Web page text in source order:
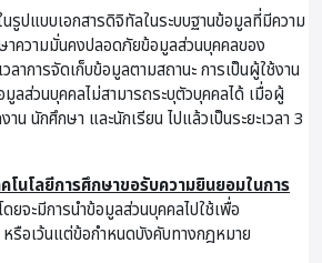
ปแบบเอกสารดิจิทัลในระบบฐานข้อมูลที่มีความ
ความมั่นคงปลอดภัยข้อมูลส่วนบุคคลของ
ลาการจัดเก็บข้อมูลตามสถานะ การเป็นผู้ใช้งาน
ลส่วนบุคคลไม่สามารถระบุตัวบุคคลได้ เมื่อผู้
น นักศึกษา และนักเรียน ไปแล้วเป็นระยะเวลา 3
โนโลยีการศึกษาขอรับความยินยอมในการ
ดยจะมีการนำข้อมูลส่วนบุคคลไปใช้เพื่อ
รือเว้นแต่ข้อกำหนดบังคับทางกฎหมาย